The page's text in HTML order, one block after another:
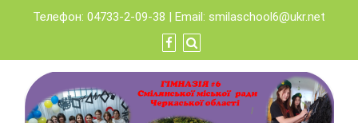
content
Телефон: 04733-2-09-38 | Email: smilaschool6@ukr.net